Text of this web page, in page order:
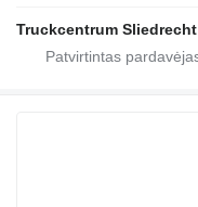
Truckcentrum Sliedrecht